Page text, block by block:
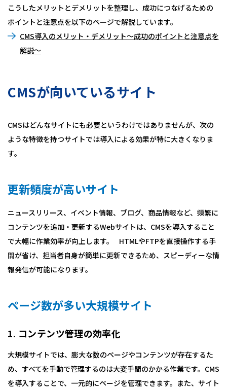
こうしたメリットとデメリットを整理し、成功につなげるための
ポイントと注意点を以下のページで解説しています。
CMS導入のメリット・デメリット～成功のポイントと注意点を
解説～
CMSが向いているサイト
CMSはどんなサイトにも必要というわけではありませんが、次の
ような特徴を持つサイトでは導入による効果が特に大きくなりま
す。
更新頻度が高いサイト
ニュースリリース、イベント情報、ブログ、商品情報など、頻繁に
コンテンツを追加・更新するWebサイトは、CMSを導入すること
で大幅に作業効率が向上します。 HTMLやFTPを直接操作する手
間が省け、担当者自身が簡単に更新できるため、スピーディーな情
報発信が可能になります。
ページ数が多い大規模サイト
1. コンテンツ管理の効率化
大規模サイトでは、膨大な数のページやコンテンツが存在するた
め、すべてを手動で管理するのは大変手間のかかる作業です。CMS
を導入することで、一元的にページを管理できます。また、サイト